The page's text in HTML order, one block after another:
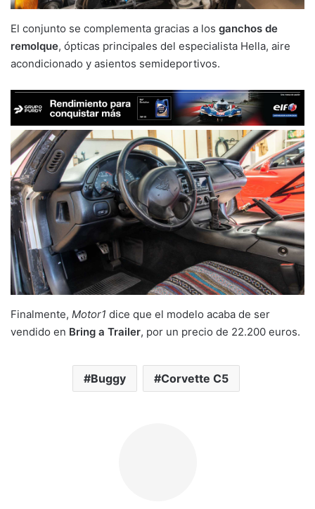
El conjunto se complementa gracias a los ganchos de
remolque, ópticas principales del especialista Hella, aire
acondicionado y asientos semideportivos.
Finalmente, Motor1 dice que el modelo acaba de ser
vendido en Bring a Trailer, por un precio de 22.200 euros.
Buggy Corvette C5